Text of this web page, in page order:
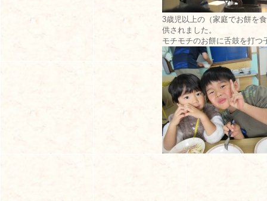
3歳児以上の（家庭でお餅を
供されました。
モチモチのお餅に舌鼓を打